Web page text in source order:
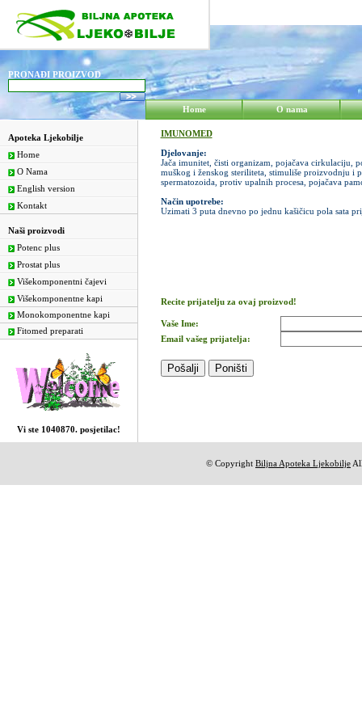
PRONAĐI PROIZVOD
Home O nama
Apoteka Ljekobilje
Home
O Nama
English version
Kontakt
Naši proizvodi
Potenc plus
Prostat plus
Višekomponentni čajevi
Višekomponentne kapi
Monokomponentne kapi
Fitomed preparati
Vi ste 1040870. posjetilac!
IMUNOMED
Djelovanje:
Jača imunitet, čisti organizam, pojačava cirkulaciju,
muškog i ženskog steriliteta, stimuliše proizvodnju i
spermatozoida, protiv upalnih procesa, pojačava
Način upotrebe:
Uzimati 3 puta dnevno po jednu kašičicu pola sata
Recite prijatelju za ovaj proizvod!
Vaše Ime:
Email vašeg prijatelja:
© Copyright Biljna Apoteka Ljekobilje